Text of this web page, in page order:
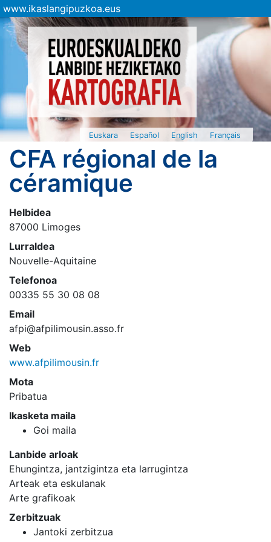
www.ikaslangipuzkoa.eus
Euskara Español English Français
CFA régional de la
céramique
Helbidea
87000 Limoges
Lurraldea
Nouvelle-Aquitaine
Telefonoa
00335 55 30 08 08
Email
afpi@afpilimousin.asso.fr
Web
www.afpilimousin.fr
Mota
Pribatua
Ikasketa maila
Goi maila
Lanbide arloak
Ehungintza, jantzigintza eta larrugintza
Arteak eta eskulanak
Arte grafikoak
Zerbitzuak
Jantoki zerbitzua